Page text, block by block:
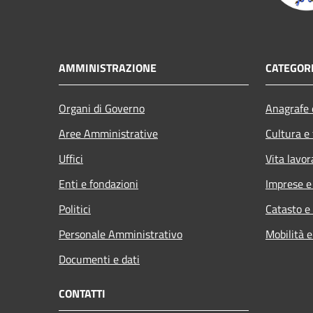
AMMINISTRAZIONE
Organi di Governo
Aree Amministrative
Uffici
Enti e fondazioni
Politici
Personale Amministrativo
Documenti e dati
Cultura
Vita
Imprese
Catasto
Mobilità
CONTATTI